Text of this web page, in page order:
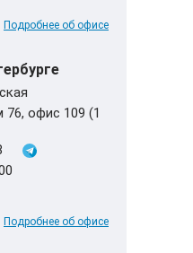
Подробнее об офисе
76, офис 109 (1
Подробнее об офисе